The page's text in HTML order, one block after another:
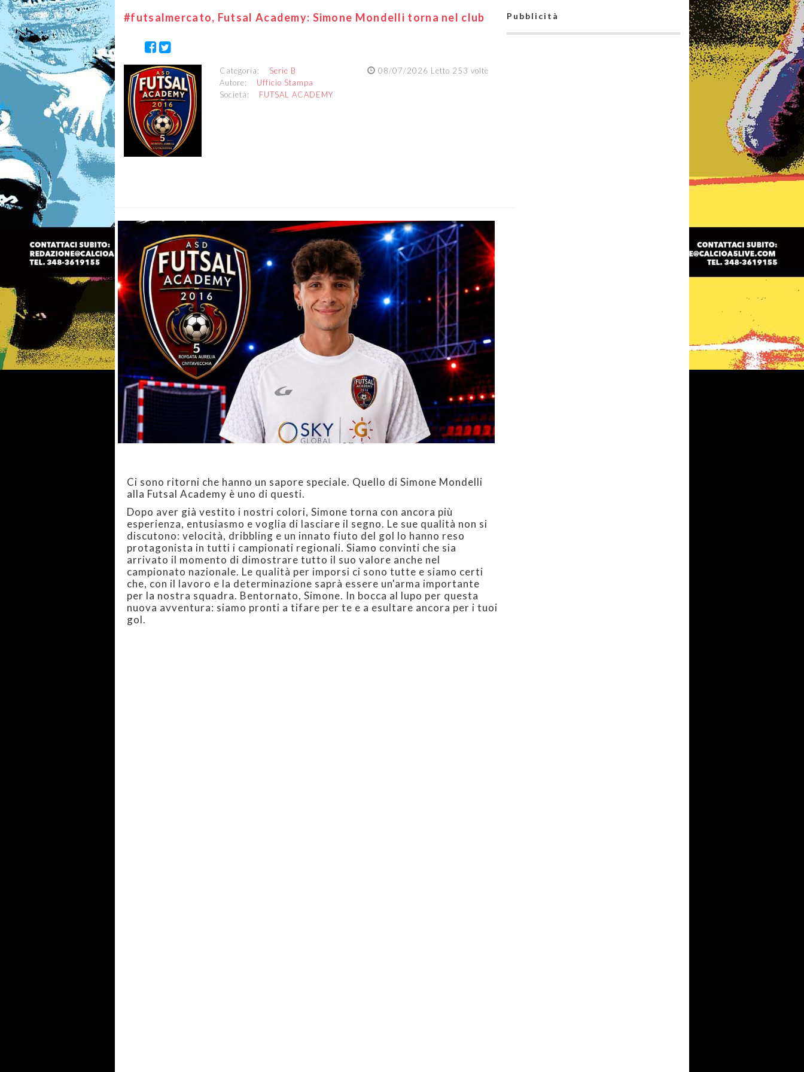
#futsalmercato, Futsal Academy: Simone Mondelli torna nel club
08/07/2026 Letto 253 volte
Categoria: Serie B
Autore: Ufficio Stampa
Società: FUTSAL ACADEMY
Ci sono ritorni che hanno un sapore speciale. Quello di Simone Mondelli
alla Futsal Academy è uno di questi.
Dopo aver già vestito i nostri colori, Simone torna con ancora più
esperienza, entusiasmo e voglia di lasciare il segno. Le sue qualità non si
discutono: velocità, dribbling e un innato fiuto del gol lo hanno reso
protagonista in tutti i campionati regionali. Siamo convinti che sia
arrivato il momento di dimostrare tutto il suo valore anche nel
campionato nazionale. Le qualità per imporsi ci sono tutte e siamo certi
che, con il lavoro e la determinazione saprà essere un'arma importante
per la nostra squadra. Bentornato, Simone. In bocca al lupo per questa
nuova avventura: siamo pronti a tifare per te e a esultare ancora per i tuoi
gol.
Pubblicità